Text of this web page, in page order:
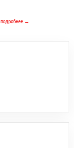
подробнее →